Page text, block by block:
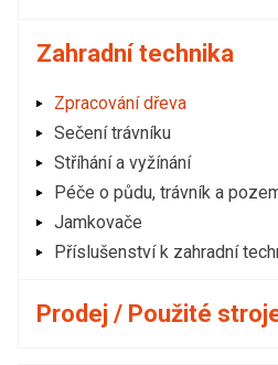
Zahradní technika
Zpracování dřeva
Sečení trávníku
Stříhání a vyžínání
Péče o půdu, trávník a
Jamkovače
Příslušenství k zahradní
Prodej / Použité